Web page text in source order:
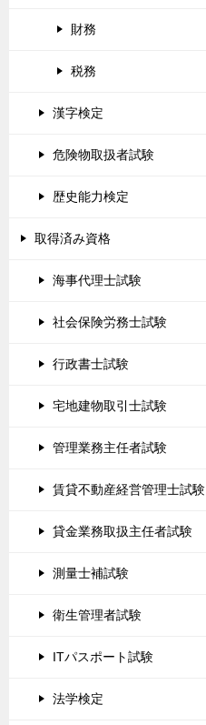
財務
税務
漢字検定
危険物取扱者試験
歴史能力検定
取得済み資格
海事代理士試験
社会保険労務士試験
行政書士試験
宅地建物取引士試験
管理業務主任者試験
賃貸不動産経営管理士試験
貸金業務取扱主任者試験
測量士補試験
衛生管理者試験
ITパスポート試験
法学検定